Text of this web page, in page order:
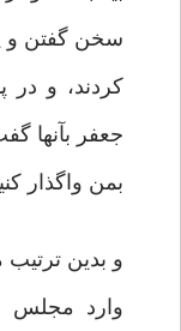
سخن گفتن و
کردند، و در
جعفر بآنها
بمن واگذار
و بدین ترتیب
وارد مجلس